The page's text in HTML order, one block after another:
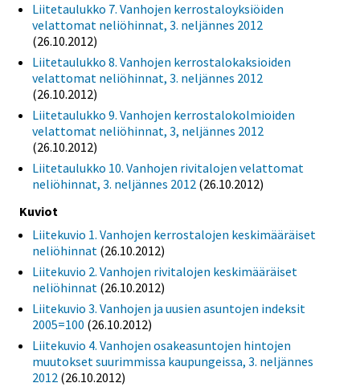
Liitetaulukko 7. Vanhojen kerrostaloyksiöiden
velattomat neliöhinnat, 3. neljännes 2012
(26.10.2012)
Liitetaulukko 8. Vanhojen kerrostalokaksioiden
velattomat neliöhinnat, 3. neljännes 2012
(26.10.2012)
Liitetaulukko 9. Vanhojen kerrostalokolmioiden
velattomat neliöhinnat, 3, neljännes 2012
(26.10.2012)
Liitetaulukko 10. Vanhojen rivitalojen velattomat
neliöhinnat, 3. neljännes 2012 (26.10.2012)
Kuviot
Liitekuvio 1. Vanhojen kerrostalojen keskimääräiset
neliöhinnat (26.10.2012)
Liitekuvio 2. Vanhojen rivitalojen keskimääräiset
neliöhinnat (26.10.2012)
Liitekuvio 3. Vanhojen ja uusien asuntojen indeksit
2005=100 (26.10.2012)
Liitekuvio 4. Vanhojen osakeasuntojen hintojen
muutokset suurimmissa kaupungeissa, 3. neljännes
2012 (26.10.2012)